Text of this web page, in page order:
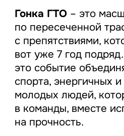
Гонка ГТО– это
по пересеченной
с препятствиями,
вот уже 7 год
это событие
спорта, энергичных
молодых людей,
в команды, вместе
на прочность.